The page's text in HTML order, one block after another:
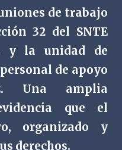
de trabajo
32 del SNTE
y la unidad de
de apoyo
Una amplia
que el
organizado y
derechos.